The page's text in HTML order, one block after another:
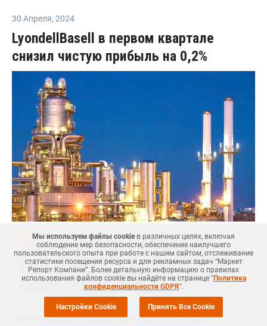
30 Апреля, 2024
LyondellBasell в первом квартале
снизил чистую прибыль на 0,2%
Маркет Репорт-- Международная нефтехимическая
компания LyondellBasell Industries N.V., один из крупнейших в
мире производителей полипропилена и ряда других
продуктов, в первом квартале снизил чистую прибыль на
0,2%, говорится в сообщении компании.
При этом скорректированный показатель и выручка
Мы используем файлы cookie в различных целях, включая
соблюдение мер безопасности, обеспечение наилучшего
пользовательского опыта при работе с нашим сайтом, отслеживание
статистики посещения ресурса и для рекламных задач “Маркет
Репорт Компани”. Более детальную информацию о правилах
использования файлов cookie вы найдёте на странице "Политика
конфиденциальности GDPR".
Настройки Cookie Принять Все Cookie